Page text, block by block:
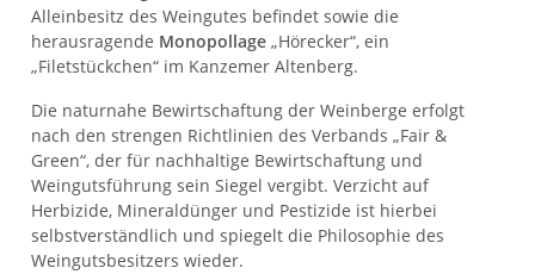
Alleinbesitz des Weingutes befindet sowie die
herausragende Monopollage „Hörecker“, ein
„Filetstückchen“ im Kanzemer Altenberg.
Die naturnahe Bewirtschaftung der Weinberge erfolgt
nach den strengen Richtlinien des Verbands „Fair &
Green“, der für nachhaltige Bewirtschaftung und
Weingutsführung sein Siegel vergibt. Verzicht auf
Herbizide, Mineraldünger und Pestizide ist hierbei
selbstverständlich und spiegelt die Philosophie des
Weingutsbesitzers wieder.